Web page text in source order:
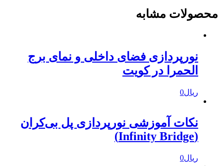
محصولات مشابه
نورپردازی فضای داخلی و نمای برج
الحمرا در کویت
ریال0
نکات آموزشی نورپردازی پل بی‌کران
(Infinity Bridge)
ریال0